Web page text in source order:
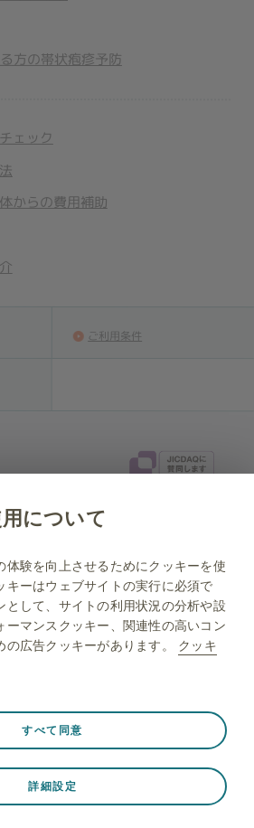
方の帯状疱疹予防
ェック
からの費用補助
ご利用条件
に居住している方を対象に制作されていま
について
体験を向上させるためにクッキーを使
キーはウェブサイトの実行に必須で
として、サイトの利用状況の分析や設
ーマンスクッキー、関連性の高いコン
の広告クッキーがあります。 クッキ
necessary（必須） ❮
ブサイトのセキュリティの保護な
に機能するために必要です。さら
詳細設定
すべて同意